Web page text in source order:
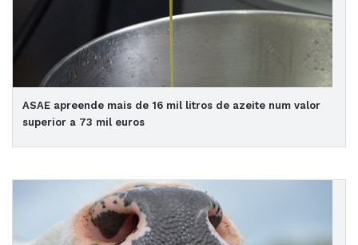
ASAE apreende mais de 16 mil litros de azeite num valor
superior a 73 mil euros